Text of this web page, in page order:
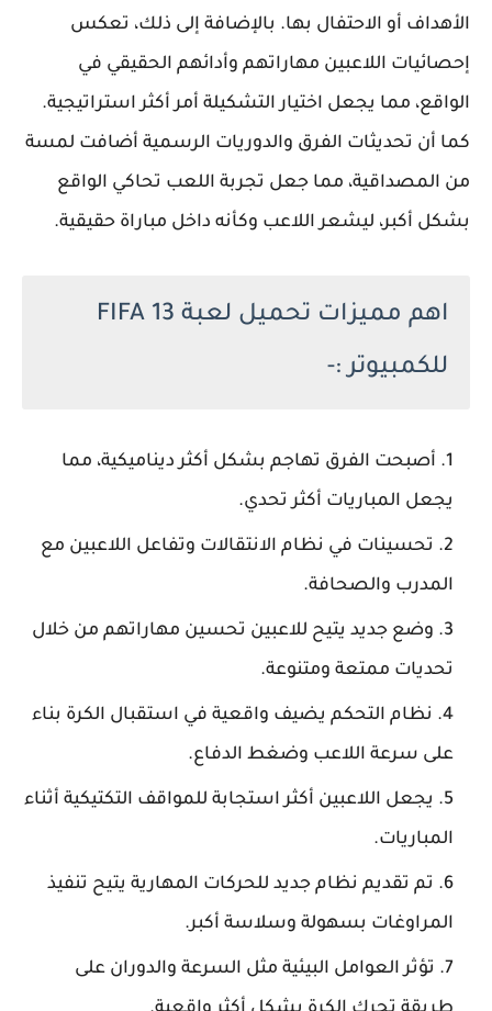
الأهداف أو الاحتفال بها. بالإضافة إلى ذلك، تعكس
إحصائيات اللاعبين مهاراتهم وأدائهم الحقيقي في
الواقع، مما يجعل اختيار التشكيلة أمر أكثر استراتيجية.
كما أن تحديثات الفرق والدوريات الرسمية أضافت لمسة
من المصداقية، مما جعل تجربة اللعب تحاكي الواقع
بشكل أكبر، ليشعر اللاعب وكأنه داخل مباراة حقيقية.
اهم مميزات تحميل لعبة FIFA 13
للكمبيوتر :-
أصبحت الفرق تهاجم بشكل أكثر ديناميكية، مما
يجعل المباريات أكثر تحدي.
تحسينات في نظام الانتقالات وتفاعل اللاعبين مع
المدرب والصحافة.
وضع جديد يتيح للاعبين تحسين مهاراتهم من خلال
تحديات ممتعة ومتنوعة.
نظام التحكم يضيف واقعية في استقبال الكرة بناء
على سرعة اللاعب وضغط الدفاع.
يجعل اللاعبين أكثر استجابة للمواقف التكتيكية أثناء
المباريات.
تم تقديم نظام جديد للحركات المهارية يتيح تنفيذ
المراوغات بسهولة وسلاسة أكبر.
تؤثر العوامل البيئية مثل السرعة والدوران على